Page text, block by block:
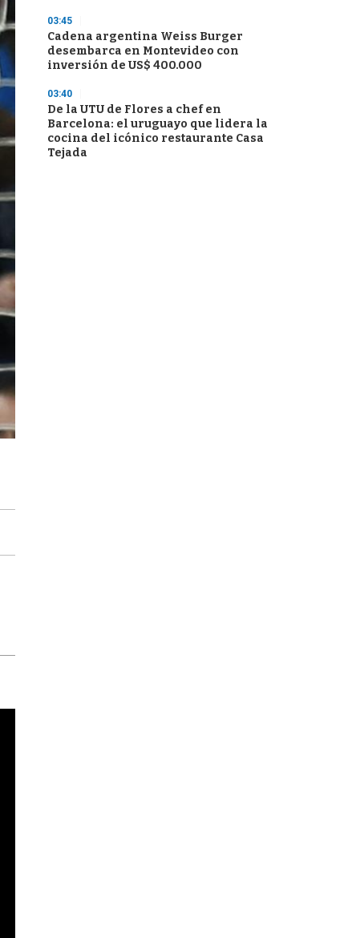
03:45
Cadena argentina Weiss Burger
desembarca en Montevideo con
inversión de US$ 400.000
03:40
De la UTU de Flores a chef en
Barcelona: el uruguayo que lidera la
cocina del icónico restaurante Casa
Tejada